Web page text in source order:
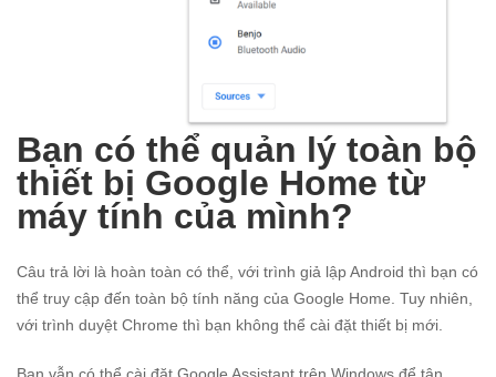
Bạn có thể quản lý toàn bộ
thiết bị Google Home từ
máy tính của mình?
Câu trả lời là hoàn toàn có thể, với trình giả lập Android thì bạn có
thể truy cập đến toàn bộ tính năng của Google Home. Tuy nhiên,
với trình duyệt Chrome thì bạn không thể cài đặt thiết bị mới.